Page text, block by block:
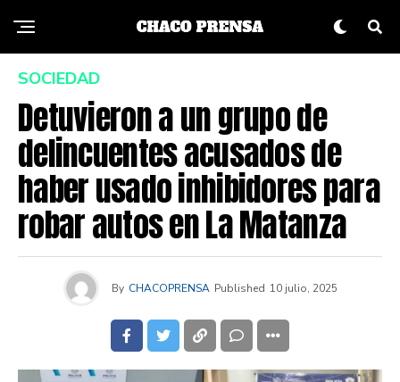
SOCIEDAD
Detuvieron a un grupo de
delincuentes acusados de
haber usado inhibidores para
robar autos en La Matanza
By CHACOPRENSA Published 10 julio, 2025